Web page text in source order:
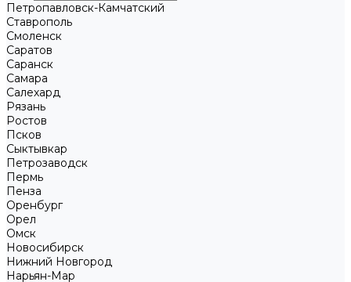
Петропавловск-Камчатский
Ставрополь
Смоленск
Саратов
Саранск
Самара
Салехард
Рязань
Ростов
Псков
Сыктывкар
Петрозаводск
Пермь
Пенза
Оренбург
Орел
Омск
Новосибирск
Нижний Новгород
Нарьян-Мар